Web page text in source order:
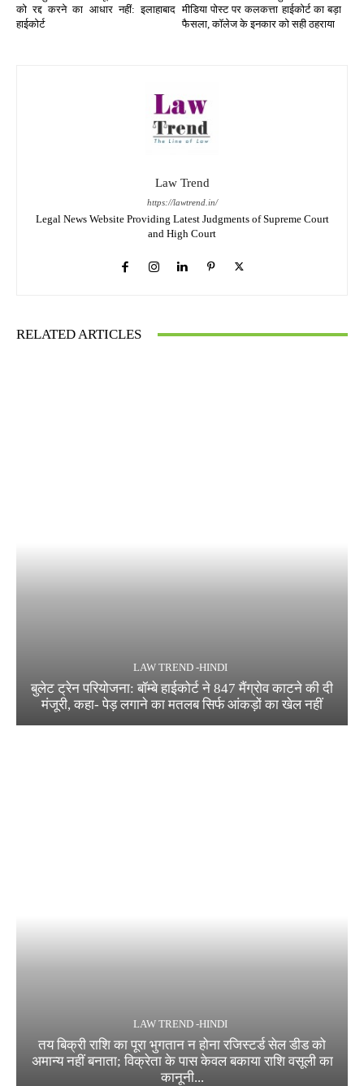
को रद्द करने का आधार नहीं: इलाहाबाद
हाईकोर्ट
मीडिया पोस्ट पर कलकत्ता हाईकोर्ट का बड़ा
फैसला, कॉलेज के इनकार को सही ठहराया
Law Trend
https://lawtrend.in/
Legal News Website Providing Latest Judgments of Supreme Court
and High Court
RELATED ARTICLES
LAW TREND -HINDI
बुलेट ट्रेन परियोजना: बॉम्बे हाईकोर्ट ने 847 मैंग्रोव काटने की दी
मंजूरी, कहा- पेड़ लगाने का मतलब सिर्फ आंकड़ों का खेल नहीं
LAW TREND -HINDI
तय बिक्री राशि का पूरा भुगतान न होना रजिस्टर्ड सेल डीड को
अमान्य नहीं बनाता; विक्रेता के पास केवल बकाया राशि वसूली का
कानूनी...